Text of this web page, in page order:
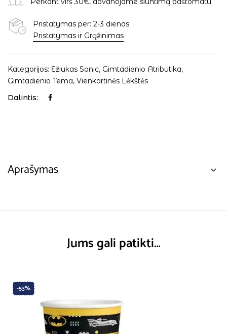
Pristatymas per: 2-3 dienas
Pristatymas ir Grąžinimas
Kategorijos: Ežiukas Sonic, Gimtadienio Atributika,
Gimtadienio Tema, Vienkartinės Lėkštės
Dalintis:
Aprašymas
Jums gali patikti…
-53%